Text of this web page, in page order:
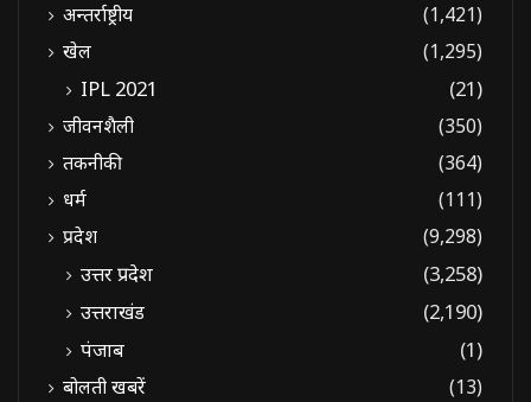
अन्तर्राष्ट्रीय
(1,421)
खेल
(1,295)
IPL 2021 (21)
जीवनशैली
(350)
तकनीकी
(364)
धर्म
(111)
प्रदेश
(9,298)
उत्तर प्रदेश
(3,258)
उत्तराखंड
(2,190)
पंजाब
(1)
बोलती खबरें
(13)